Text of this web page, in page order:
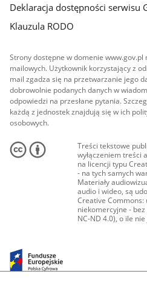
Deklaracja dostępności serwisu
Klauzula RODO
Strony dostępne w domenie
mailowych. Użytkownik korzystający z
mail zgadza się na przetwarzanie jego
dobrowolnie podanych danych w
odpowiedzi na przesłane pytania.
każdą z jednostek znajdują się w ich
osobowych.
Treści tekstowe
wyłączeniem treści
na licencji typu
- na tych samych
Materiały
audio i wideo, są
Creative
niekomercyjne -
NC-ND 4.0), o ile